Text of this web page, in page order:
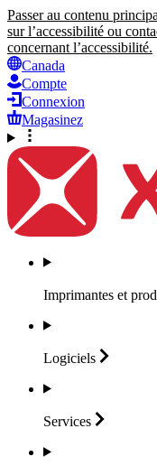
Passer au contenu
sur l’accessibilité ou
concernant l’accessibilité.
Canada
Compte
Connexion
Magasinez
Imprimantes et
Logiciels
Services